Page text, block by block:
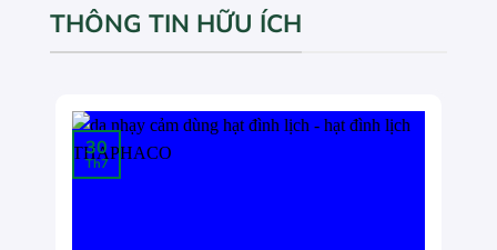
THÔNG TIN HỮU ÍCH
30
Th7